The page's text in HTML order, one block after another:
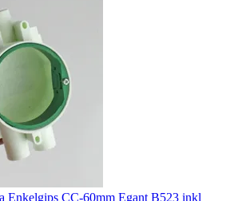
Enkelgips CC-60mm Egant B523 inkl